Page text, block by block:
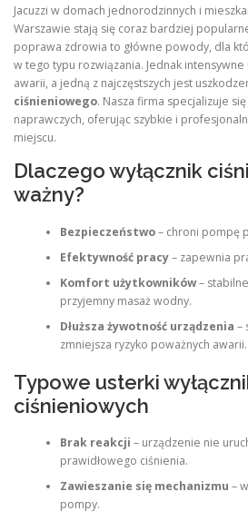
Jacuzzi w domach jednorodzinnych i
Warszawie stają się coraz bardziej
poprawa zdrowia to główne powody, dla
w tego typu rozwiązania. Jednak
awarii, a jedną z najczęstszych jest
ciśnieniowego. Nasza firma specjalizuje
naprawczych, oferując szybkie i
miejscu.
Dlaczego wyłącznik
ważny?
Bezpieczeństwo– chroni pompę
Efektywność pracy– zapewnia
Komfort użytkowników–
przyjemny masaż wodny.
Dłuższa żywotność urządzenia –
zmniejsza ryzyko poważnych awarii.
Typowe usterki
ciśnieniowych
Brak reakcji – urządzenie nie
prawidłowego ciśnienia.
Zawieszanie się mechanizmu –
pompy.